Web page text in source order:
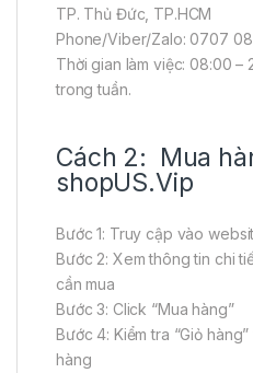
TP. Thủ Đức, TP.HCM
Phone/Viber/Zalo: 0707
Thời gian làm việc: 08:00
trong tuần.
Cách 2: Mua
shopUS.Vip
Bước 1: Truy cập vào
Bước 2: Xem thông tin chi
cần mua
Bước 3: Click “Mua hàng”
Bước 4: Kiểm tra “Giỏ
hàng